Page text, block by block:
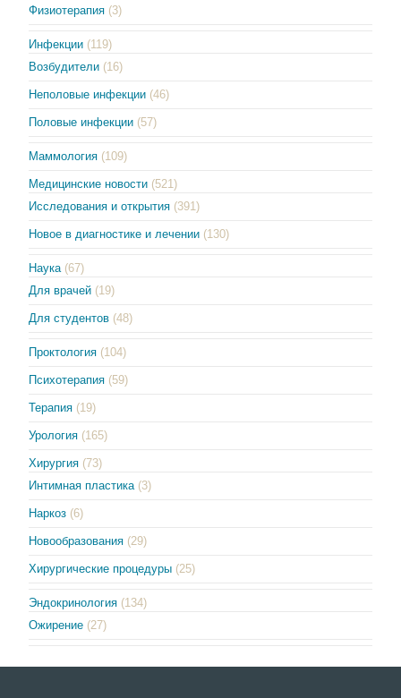
Физиотерапия (3)
Инфекции (119)
Возбудители (16)
Неполовые инфекции (46)
Половые инфекции (57)
Маммология (109)
Медицинские новости (521)
Исследования и открытия (391)
Новое в диагностике и лечении (130)
Наука (67)
Для врачей (19)
Для студентов (48)
Проктология (104)
Психотерапия (59)
Терапия (19)
Урология (165)
Хирургия (73)
Интимная пластика (3)
Наркоз (6)
Новообразования (29)
Хирургические процедуры (25)
Эндокринология (134)
Ожирение (27)